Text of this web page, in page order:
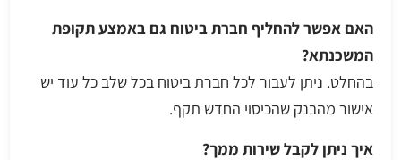
האם אפשר להחליף חברת ביטוח גם באמצע תקופת
המשכנתא?
בהחלט. ניתן לעבור לכל חברת ביטוח בכל שלב כל עוד יש
אישור מהבנק שהכיסוי החדש תקף.
איך ניתן לקבל שירות ממך?